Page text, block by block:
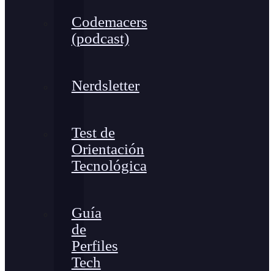
Codemacers
(podcast)
Nerdsletter
Test de
Orientación
Tecnológica
Guía
de
Perfiles
Tech